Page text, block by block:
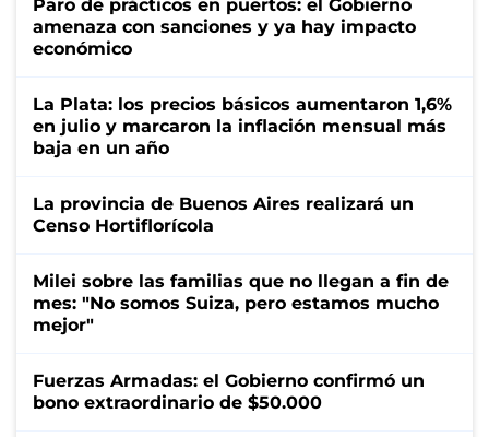
Paro de prácticos en puertos: el Gobierno
amenaza con sanciones y ya hay impacto
económico
La Plata: los precios básicos aumentaron 1,6%
en julio y marcaron la inflación mensual más
baja en un año
La provincia de Buenos Aires realizará un
Censo Hortiflorícola
Milei sobre las familias que no llegan a fin de
mes: "No somos Suiza, pero estamos mucho
mejor"
Fuerzas Armadas: el Gobierno confirmó un
bono extraordinario de $50.000